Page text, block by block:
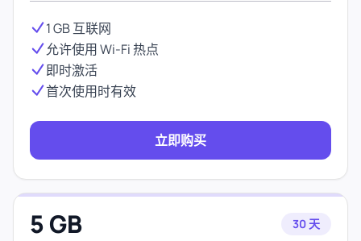
1 GB 互联网
允许使用 Wi-Fi 热点
即时激活
首次使用时有效
立即购买
5 GB 30 天